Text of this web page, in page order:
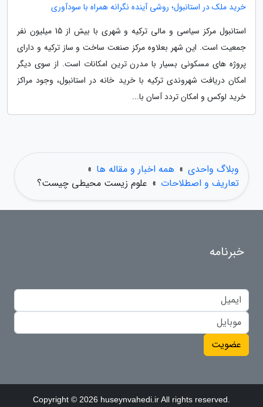
خرید ملک در استانبول؛ روشی آینده نگرانه همراه با سودآوری
استانبول مرکز سیاسی و مالی ترکیه و شهری با بیش از 15 میلیون نفر
جمعیت است. این شهر بعلاوه مرکز صنعت ساخت و ساز ترکیه و دارای
پروژه های مسکونی بسیار با مدرن ترین امکانات است. از سوی دیگر
امکان دریافت شهروندی ترکیه با خرید خانه در استانبول، وجود مراکز
خرید لوکس و امکان تردد آسان با...
وبلاگ واحدی » همه اخبار و مقاله ها »
تعاریف و اصطلاحات » علوم زیست محیطی چیست؟
خبرنامه
عضویت
Copyright © 2026 huseynvahedi.ir All rights reserved.